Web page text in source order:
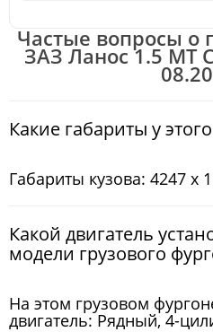
Частые вопросы о
ЗАЗ Ланос 1.5 MT
Какие габариты у
Габариты кузова: 4247 x
Какой двигатель
модели грузового
На этом грузовом
двигатель: Рядный, 4-